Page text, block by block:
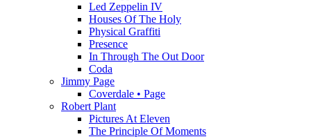
Led Zeppelin IV
Houses Of The Holy
Physical Graffiti
Presence
In Through The Out Door
Coda
Jimmy Page
Coverdale • Page
Robert Plant
Pictures At Eleven
The Principle Of Moments